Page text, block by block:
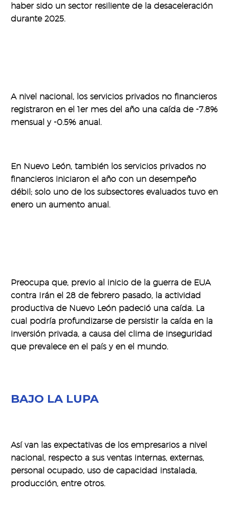
haber sido un sector resiliente de la desaceleración
durante 2025.
A nivel nacional, los servicios privados no financieros
registraron en el 1er mes del año una caída de -7.8%
mensual y -0.5% anual.
En Nuevo León, también los servicios privados no
financieros iniciaron el año con un desempeño
débil; solo uno de los subsectores evaluados tuvo en
enero un aumento anual.
Preocupa que, previo al inicio de la guerra de EUA
contra Irán el 28 de febrero pasado, la actividad
productiva de Nuevo León padeció una caída. La
cual podría profundizarse de persistir la caída en la
inversión privada, a causa del clima de inseguridad
que prevalece en el país y en el mundo.
BAJO LA LUPA
Así van las expectativas de los empresarios a nivel
nacional, respecto a sus ventas internas, externas,
personal ocupado, uso de capacidad instalada,
producción, entre otros.